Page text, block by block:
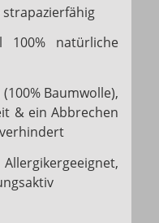
100% natürliche
Baumwolle),
& ein Abbrechen